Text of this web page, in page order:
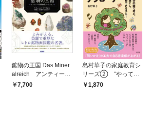
鉱物の王国 Das Miner
alreich アンティーク
鉱物画コレクション
7,700
島村華子の家庭教育シ
リーズ② “やってみ
たい”を引き出すレッジ
1,870